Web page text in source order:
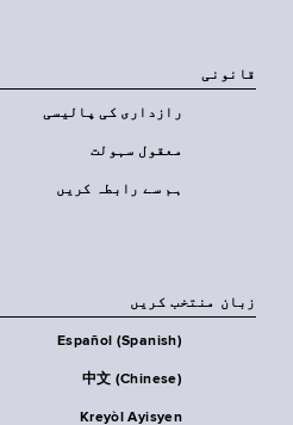
قانونی
رازداری کی پالیسی
معقول سہولت
ہم سے رابطہ کریں
زبان منتخب کریں
Español (Spanish)
中文 (Chinese)
Kreyòl Ayisyen